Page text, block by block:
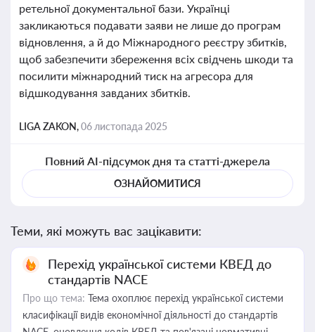
ретельної документальної бази. Українці
закликаються подавати заяви не лише до програм
відновлення, а й до Міжнародного реєстру збитків,
щоб забезпечити збереження всіх свідчень шкоди та
посилити міжнародний тиск на агресора для
відшкодування завданих збитків.
LIGA ZAKON,06 листопада 2025
Повний AI-підсумок дня та статті-джерела
ОЗНАЙОМИТИСЯ
Теми, які можуть вас зацікавити:
Перехід української системи КВЕД до
стандартів NACE
Про що тема: Тема охоплює перехід української системи
класифікації видів економічної діяльності до стандартів